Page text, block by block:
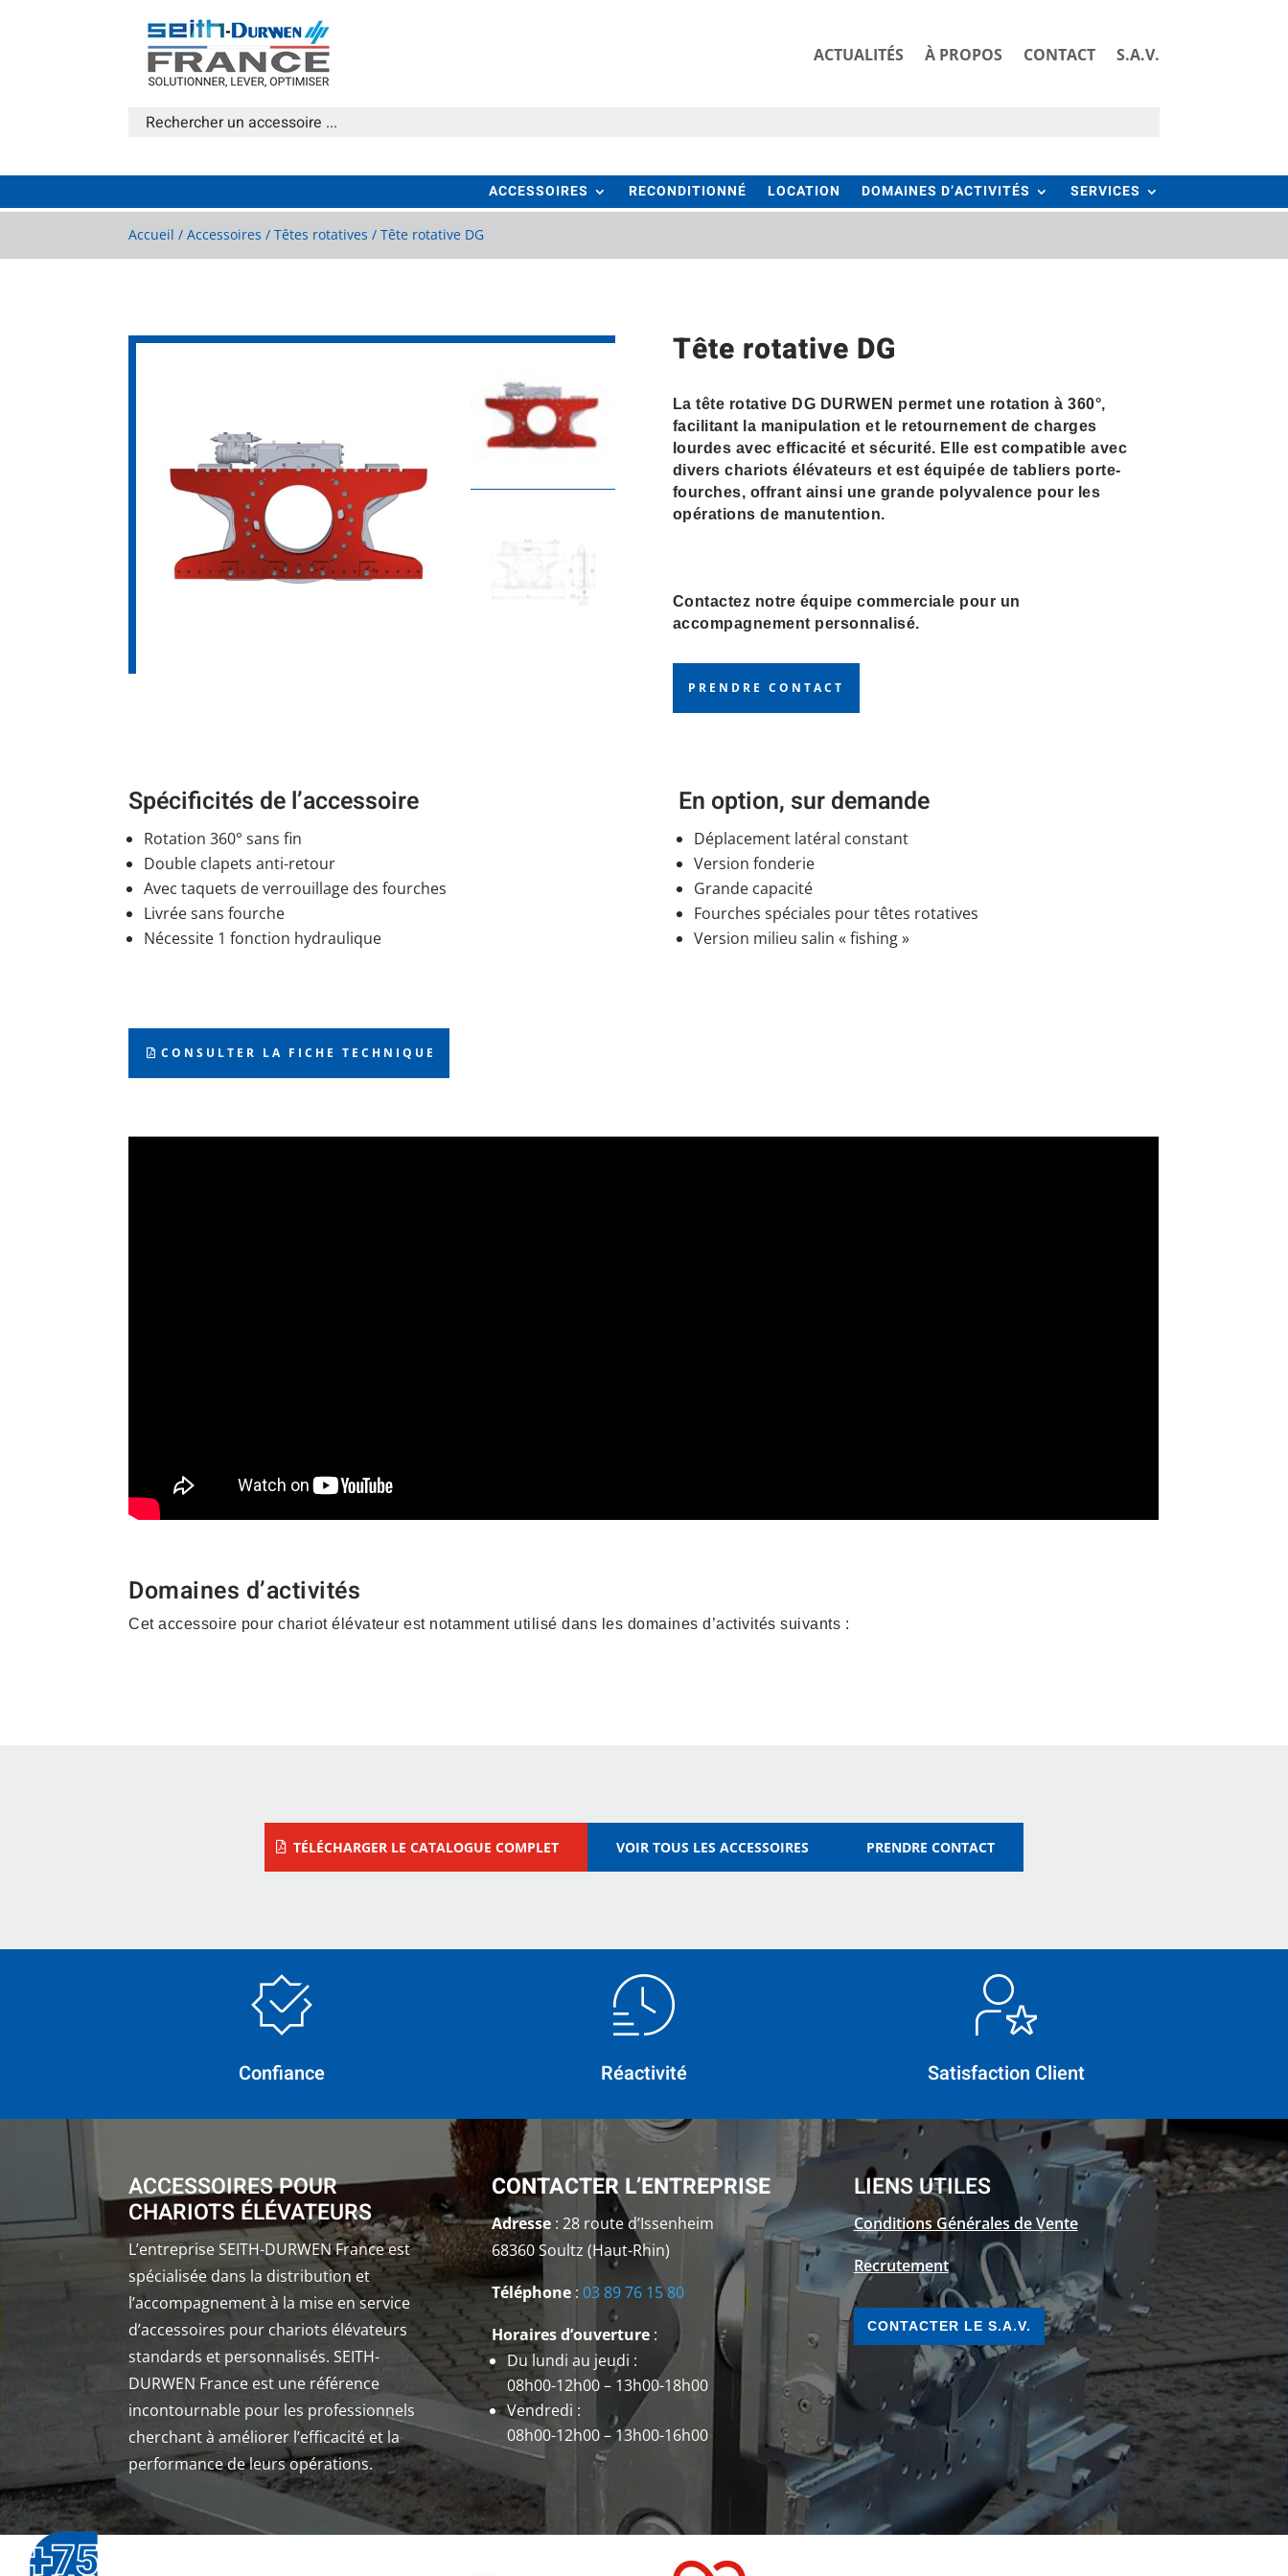
ACTUALITÉS À PROPOS CONTACT S.A.V.
ACCESSOIRES RECONDITIONNÉ LOCATION DOMAINES D’ACTIVITÉS SERVICES
Accueil /Accessoires /Têtes rotatives / Tête rotative DG
Tête rotative DG
La tête rotative DG DURWEN permet une rotation à 360°,
facilitant la manipulation et le retournement de charges
lourdes avec efficacité et sécurité. Elle est compatible avec
divers chariots élévateurs et est équipée de tabliers porte-
fourches, offrant ainsi une grande polyvalence pour les
opérations de manutention.
Contactez notre équipe commerciale pour un
accompagnement personnalisé.
PRENDRE CONTACT
Spécificités de l’accessoire
Rotation 360° sans fin
Double clapets anti-retour
Avec taquets de verrouillage des fourches
Livrée sans fourche
Nécessite 1 fonction hydraulique
En option, sur demande
Déplacement latéral constant
Version fonderie
Grande capacité
Fourches spéciales pour têtes rotatives
Version milieu salin « fishing »
CONSULTER LA FICHE TECHNIQUE
Domaines d’activités
Cet accessoire pour chariot élévateur est notamment utilisé dans les domaines d’activités suivants :
TÉLÉCHARGER LE CATALOGUE COMPLET VOIR TOUS LES ACCESSOIRES PRENDRE CONTACT
Confiance Réactivité Satisfaction Client
ACCESSOIRES POUR
CHARIOTS ÉLÉVATEURS
L’entreprise SEITH-DURWEN France est
spécialisée dans la distribution et
l’accompagnement à la mise en service
d’accessoires pour chariots élévateurs
standards et personnalisés. SEITH-
DURWEN France est une référence
incontournable pour les professionnels
cherchant à améliorer l’efficacité et la
performance de leurs opérations.
CONTACTER L’ENTREPRISE
Adresse: 28 route d’Issenheim
68360 Soultz (Haut-Rhin)
Téléphone: 03 89 76 15 80
Horaires d’ouverture:
Du lundi au jeudi :
08h00-12h00 – 13h00-18h00
Vendredi :
08h00-12h00 – 13h00-16h00
LIENS UTILES
Conditions Générales de Vente
Recrutement
CONTACTER LE S.A.V.